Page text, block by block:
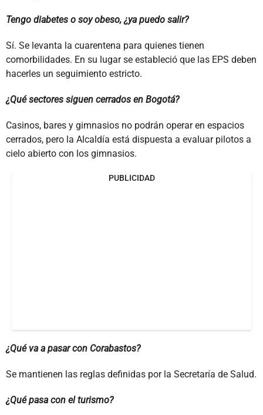
Tengo diabetes o soy obeso, ¿ya puedo salir?
Sí. Se levanta la cuarentena para quienes tienen
comorbilidades. En su lugar se estableció que las EPS deben
hacerles un seguimiento estricto.
¿Qué sectores siguen cerrados en Bogotá?
Casinos, bares y gimnasios no podrán operar en espacios
cerrados, pero la Alcaldía está dispuesta a evaluar pilotos a
cielo abierto con los gimnasios.
PUBLICIDAD
¿Qué va a pasar con Corabastos?
Se mantienen las reglas definidas por la Secretaría de Salud.
¿Qué pasa con el turismo?